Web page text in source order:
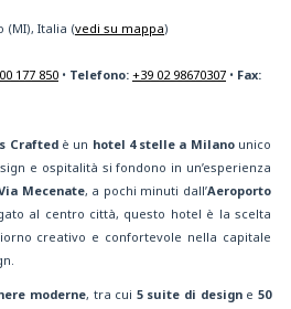
(MI), Italia (vedi su mappa)
177 850 • Telefono: +39 02 98670307 • Fax:
Craftedè un hotel 4 stelle a Milanounico
e ospitalità si fondono in un’esperienza
Mecenate, a pochi minuti dall’Aeroporto
al centro città, questo hotel è la scelta
creativo e confortevole nella capitale
moderne, tra cui 5 suite di designe50